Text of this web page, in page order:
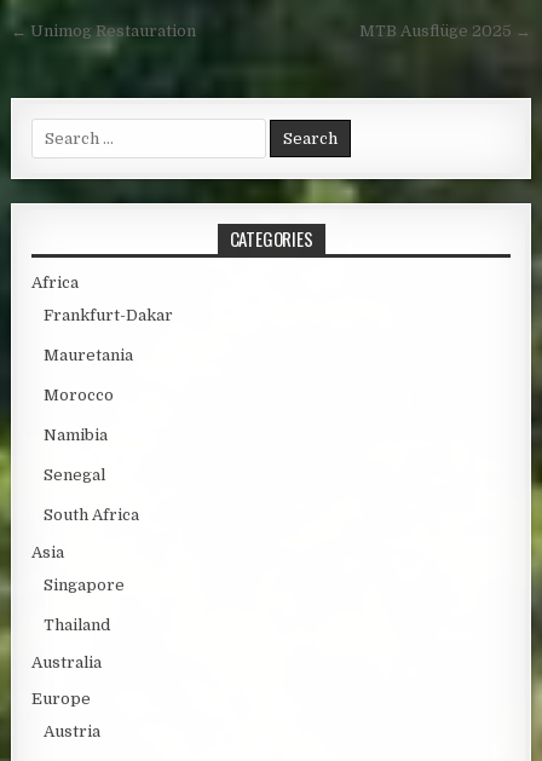
Post navigation
← Unimog Restauration MTB Ausflüge 2025 →
Search for:
CATEGORIES
Africa
Frankfurt-Dakar
Mauretania
Morocco
Namibia
Senegal
South Africa
Asia
Singapore
Thailand
Australia
Europe
Austria